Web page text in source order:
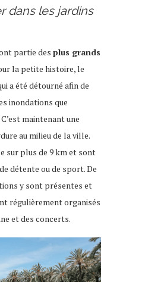
dans les jardins
partie des plus grands
la petite histoire, le
a été détourné afin de
inondations que
maintenant une
au milieu de la ville.
sur plus de 9 km et sont
détente ou de sport. De
y sont présentes et
régulièrement organisés
et des concerts.